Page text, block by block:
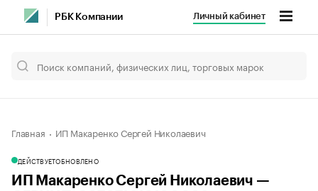
РБК Компании Личный кабинет
Главная ИП Макаренко Сергей Николаевич
ДЕЙСТВУЕТОБНОВЛЕНО
ИП Макаренко Сергей Николаевич —